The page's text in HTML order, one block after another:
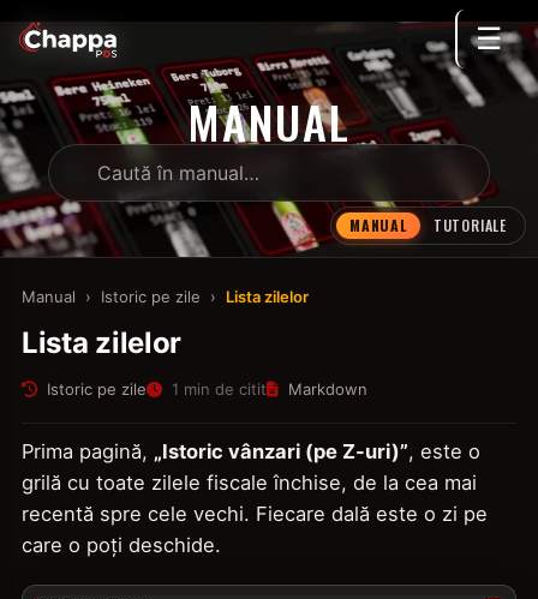
☰
MANUAL
MANUAL TUTORIALE
Manual › Istoric pe zile › Lista zilelor
Lista zilelor
Istoric pe zile 1 min de citit Markdown
Prima pagină, „Istoric vânzari (pe Z-uri)”, este o
grilă cu toate zilele fiscale închise, de la cea mai
recentă spre cele vechi. Fiecare dală este o zi pe
care o poți deschide.